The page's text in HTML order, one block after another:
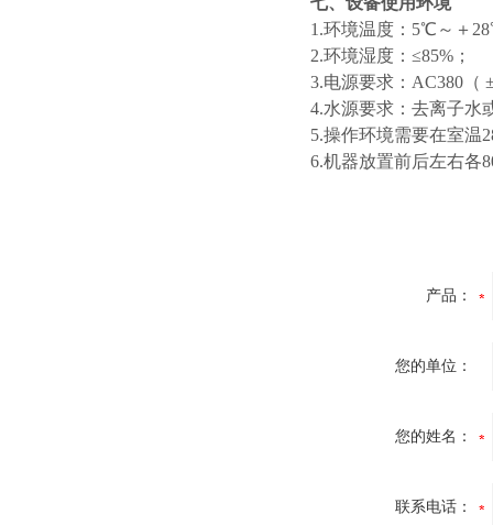
1.环境温度：5℃～＋
2.环境湿度：≤85%；
3.电源要求：AC380（
4.水源要求：去离子水
5.操作环境需要在室温
6.机器放置前后左右各
产品：
您的单位：
您的姓名：
联系电话：